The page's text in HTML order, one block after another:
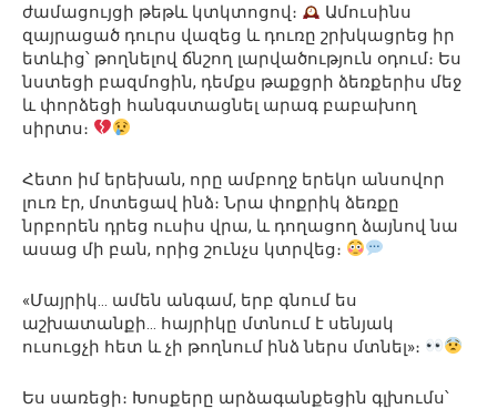
ժամացույցի թեթև կտկտոցով։
Ամուսինս
զայրացած դուրս վազեց և դուռը շրխկացրեց իր
ետևից՝ թողնելով ճնշող լարվածություն օդում։ Ես
նստեցի բազմոցին, դեմքս թաքցրի ձեռքերիս մեջ
և փորձեցի հանգստացնել արագ բաբախող
սիրտս։
Հետո իմ երեխան, որը ամբողջ երեկո անսովոր
լուռ էր, մոտեցավ ինձ։ Նրա փոքրիկ ձեռքը
նրբորեն դրեց ուսիս վրա, և դողացող ձայնով նա
ասաց մի բան, որից շունչս կտրվեց։
«Մայրիկ… ամեն անգամ, երբ գնում ես
աշխատանքի… հայրիկը մտնում է սենյակ
ուսուցչի հետ և չի թողնում ինձ ներս մտնել»։
Ես սառեցի։ Խոսքերը արձագանքեցին գլխումս՝